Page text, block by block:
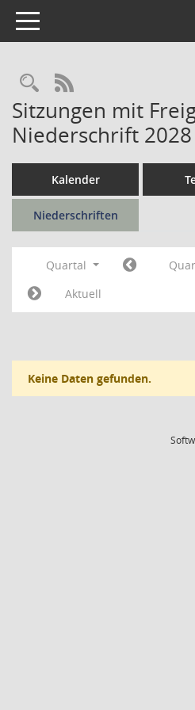
Toggle navigation
Rechercheauswahl
RSS-Feed
Sitzungen mit
Niederschrift 2028
Kalender
Niederschriften
Quartal
Aktuell
Keine Daten gefunden.